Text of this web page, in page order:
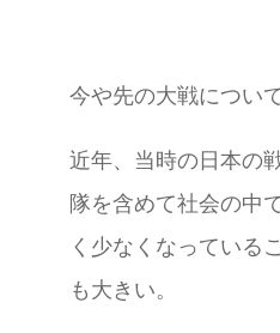
今や先の大戦につい
近年、当時の日本の
隊を含めて社会の中
く少なくなっている
も大きい。